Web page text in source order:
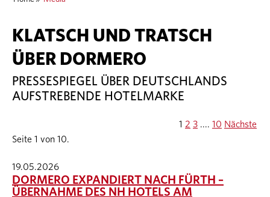
KLATSCH UND TRATSCH
ÜBER DORMERO
PRESSESPIEGEL ÜBER DEUTSCHLANDS
AUFSTREBENDE HOTELMARKE
Seite 1 von 10.
1 2 3 .... 10 Nächste
19.05.2026
DORMERO EXPANDIERT NACH FÜRTH –
ÜBERNAHME DES NH HOTELS AM